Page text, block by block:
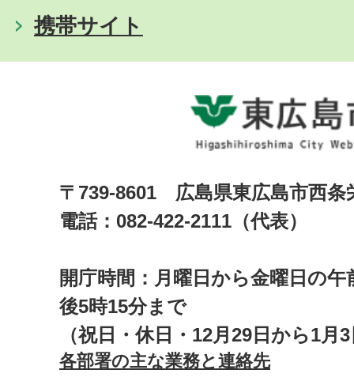
携帯サイト
〒739-8601 広島県東広島市西
電話：082-422-2111（代表）
開庁時間：月曜日から金曜日の午
後5時15分まで
（祝日・休日・12月29日から1月
各部署の主な業務と連絡先